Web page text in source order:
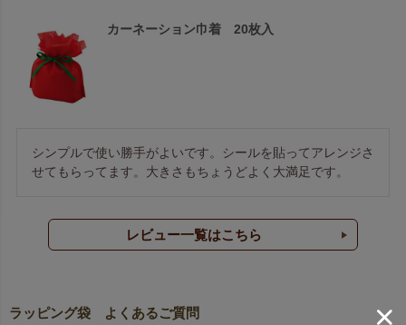
カーネーション巾着 20枚入
シンプルで使い勝手がよいです。シールを貼ってアレンジさ
せてもらってます。大きさもちょうどよく大満足です。
レビュー一覧はこちら
ラッピング袋 よくあるご質問